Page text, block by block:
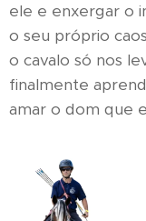
ele e enxergar o
o seu próprio
o cavalo só nos
finalmente
amar o dom que